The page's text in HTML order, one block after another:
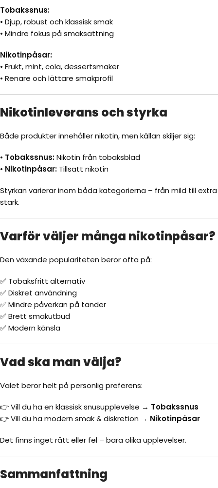
Tobakssnus:
• Djup, robust och klassisk smak
• Mindre fokus på smaksättning
Nikotinpåsar:
• Frukt, mint, cola, dessertsmaker
• Renare och lättare smakprofil
Nikotinleverans och styrka
Både produkter innehåller nikotin, men källan skiljer sig:
• Tobakssnus:Nikotin från tobaksblad
• Nikotinpåsar: Tillsatt nikotin
Styrkan varierar inom båda kategorierna – från mild till extra
stark.
Varför väljer många nikotinpåsar?
Den växande populariteten beror ofta på:
✅ Tobaksfritt alternativ
✅ Diskret användning
✅ Mindre påverkan på tänder
✅ Brett smakutbud
✅ Modern känsla
Vad ska man välja?
Valet beror helt på personlig preferens:
👉 Vill du ha en klassisk snusupplevelse → Tobakssnus
👉 Vill du ha modern smak & diskretion → Nikotinpåsar
Det finns inget rätt eller fel – bara olika upplevelser.
Sammanfattning